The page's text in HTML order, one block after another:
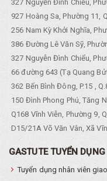
327 Nguyễn Đình Chiểu,
927 Hoàng Sa, Phường 11,
256 Nam Kỳ Khởi Nghĩa,
386 Đường Lê Văn Sỹ,
327 Nguyễn Đình Chiểu,
66 đường 643 (Tạ Quang
362 Bến Bình Đông, P.15 ,
150 Đình Phong Phú, Tăng
Q168 Vĩnh Viễn, Phường 9,
D15/21A Võ Văn Vân, Xã
GASTUTE TUYỂN DỤNG
Tuyển dụng nhân viên